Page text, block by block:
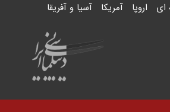
ای اروپا آمریکا آسیا و آفریقا